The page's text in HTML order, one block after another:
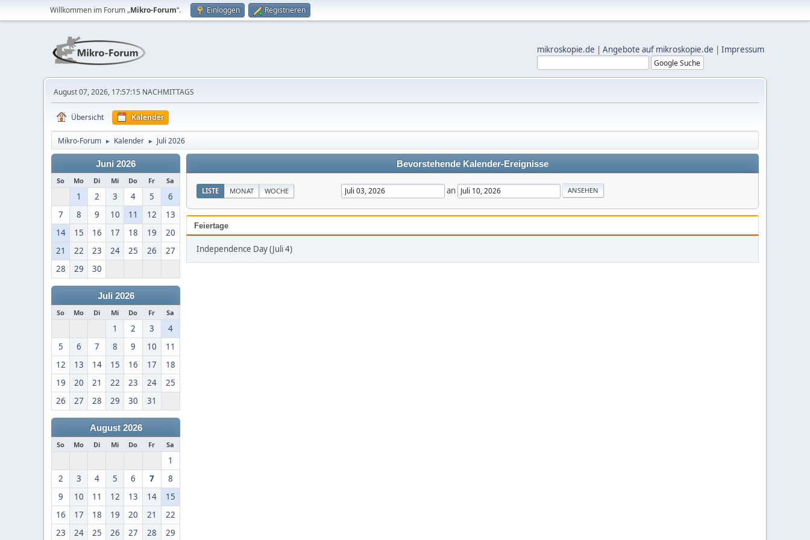
Willkommen im Forum „Mikro-Forum“. Einloggen Registrieren
mikroskopie.de | Angebote auf mikroskopie.de | Impressum
August 07, 2026, 17:57:15 NACHMITTAGS
Übersicht Kalender
Mikro-Forum ► Kalender ► Juli 2026
Juni 2026
So Mo Di Mi Do Fr Sa
1 2 3 4 5
6
7
8 9 10 11 12
13
14
15 16 17 18 19
20
21
22 23 24 25 26
27
28
29 30
Juli 2026
So Mo Di Mi Do Fr Sa
1 2 3
4
5
6 7 8 9 10
11
12
13 14 15 16 17
18
19
20 21 22 23 24
25
26
27 28 29 30 31
August 2026
So Mo Di Mi Do Fr Sa
1
2
3 4 5 6 7
8
9
10 11 12 13 14
15
16
17 18 19 20 21
22
23
24 25 26 27 28 29
Bevorstehende Kalender-Ereignisse
LISTE MONAT WOCHE an
Feiertage
Independence Day (Juli 4)